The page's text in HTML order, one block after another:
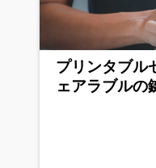
プリンタブル
ェアラブルの